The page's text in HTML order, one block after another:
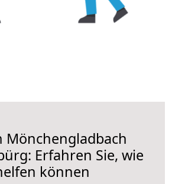
Mönchengladbach
Erfahren Sie, wie
können